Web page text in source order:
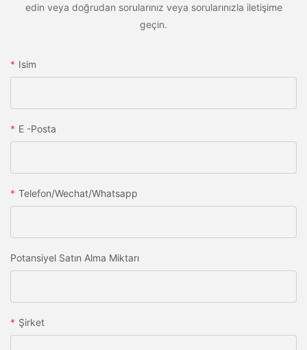
edin veya doğrudan sorularınız veya sorularınızla iletişime
geçin.
Isim
E -posta
Telefon/wechat/whatsapp
Potansiyel Satın Alma Miktarı
Şirket